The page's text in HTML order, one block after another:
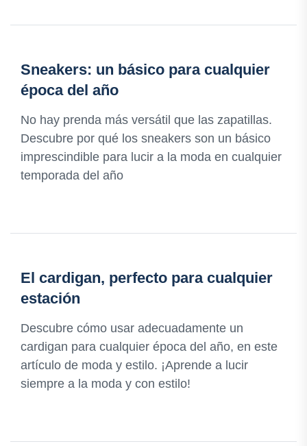
Sneakers: un básico para cualquier
época del año
No hay prenda más versátil que las zapatillas.
Descubre por qué los sneakers son un básico
imprescindible para lucir a la moda en cualquier
temporada del año
El cardigan, perfecto para cualquier
estación
Descubre cómo usar adecuadamente un
cardigan para cualquier época del año, en este
artículo de moda y estilo. ¡Aprende a lucir
siempre a la moda y con estilo!